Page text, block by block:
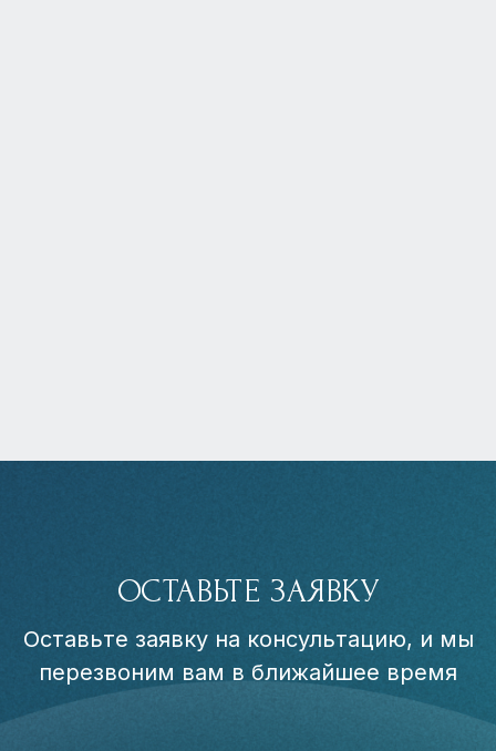
ОСТАВЬТЕ ЗАЯВКУ
Оставьте заявку на консультацию, и мы
перезвоним вам в ближайшее время